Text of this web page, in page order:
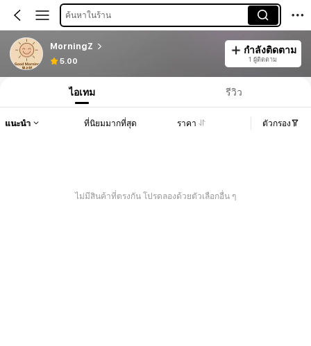
ค้นหาในร้าน
MorningZ
5.00
กำลังติดตาม
1 ผู้ติดตาม
ไอเทม รีวิว
แนะนำ ที่นิยมมากที่สุด ราคา ตัวกรอง
ไม่มีสินค้าที่ตรงกัน โปรดลองด้วยตัวเลือกอื่น ๆ